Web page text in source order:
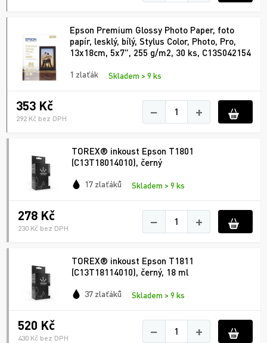
Epson Premium Glossy Photo Paper, foto
papír, lesklý, bílý, Stylus Color, Photo, Pro,
13x18cm, 5x7", 255 g/m2, 30 ks, C13S042154
1 zlaťák Skladem > 9 ks
353 Kč
292 Kč bez DPH − +
TOREX® inkoust Epson T1801
(C13T18014010), černý
17 zlaťáků Skladem > 9 ks
278 Kč
230 Kč bez DPH − +
TOREX® inkoust Epson T1811
(C13T18114010), černý, 18 ml
37 zlaťáků Skladem > 9 ks
520 Kč
430 Kč bez DPH − +